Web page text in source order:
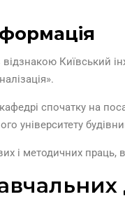
відзнакою Київський
спочатку на
університету
і методичних праць,